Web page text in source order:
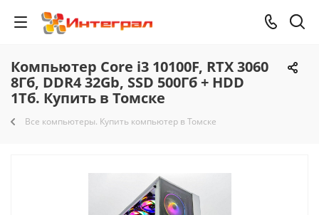
Компьютер Core i3 10100F, RTX 3060
8Гб, DDR4 32Gb, SSD 500Гб + HDD
1Тб. Купить в Томске
Все компьютеры. Купить компьютер в Томске